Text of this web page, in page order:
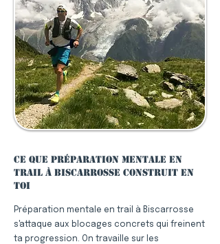
Ce que préparation mentale en
trail à Biscarrosse construit en
toi
Préparation mentale en trail à Biscarrosse
s'attaque aux blocages concrets qui freinent
ta progression. On travaille sur les